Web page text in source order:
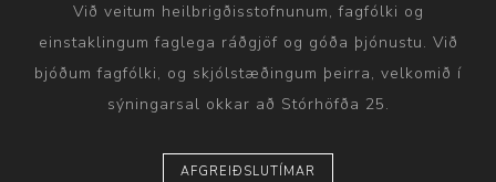
Við veitum heilbrigðisstofnunum, fagfólki og
einstaklingum faglega ráðgjöf og góða þjónustu. Við
bjóðum fagfólki, og skjólstæðingum þeirra, velkomið í
sýningarsal okkar að Stórhöfða 25.
AFGREIÐSLUTÍMAR